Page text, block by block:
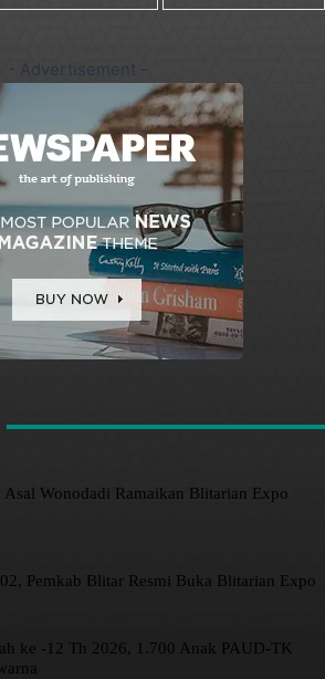
- Advertisement -
Wonodadi Ramaikan Blitarian Expo
Pemkab Blitar Resmi Buka Blitarian Expo
ke -12 Th 2026, 1.700 Anak PAUD-TK